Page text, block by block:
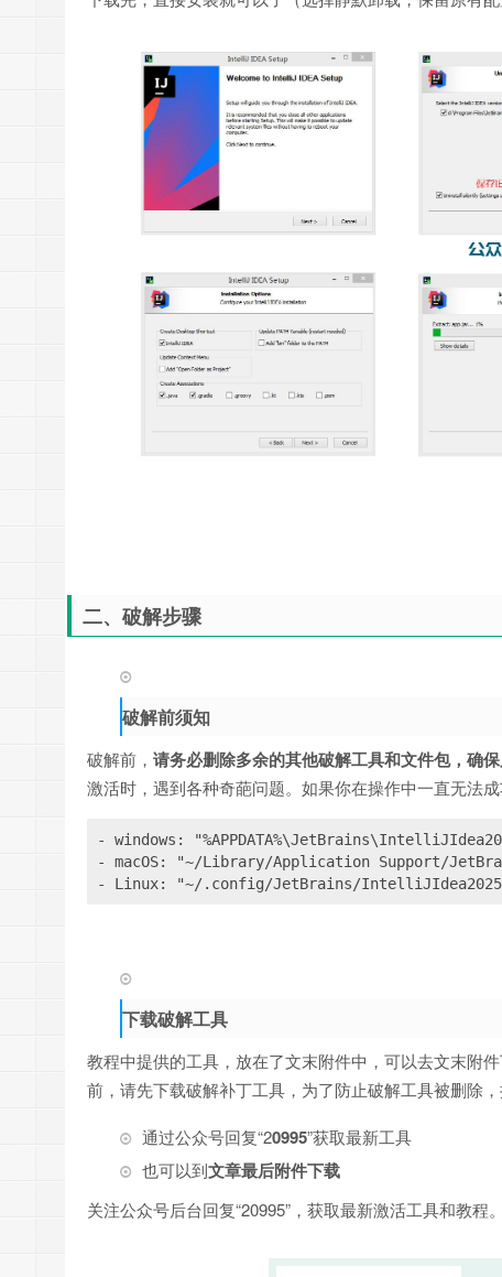
二、破解步骤
破解前须知
破解前， 请务必删除多余的其他破解工具和文件包，确
激活时，遇到各种奇葩问题。如果你在操作中一直无法
-
-
- Linux: "~/.config/JetBrains/
下载破解工具
教程中提供的工具，放在了文末附件中，可以去文末附
前，请先下载破解补丁工具，为了防止破解工具被删除
通过公众号回复“20995”获取最新工具
也可以到文章最后附件下载
关注公众号后台回复“20995”，获取最新激活工具和教程。